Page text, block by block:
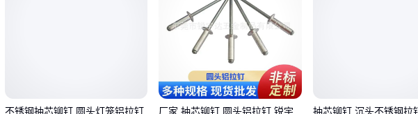
不锈钢抽芯铆钉 圆头灯笼铝拉钉
厂家 抽芯铆钉 圆头铝拉钉 锐宇
抽芯铆钉 沉头不锈钢拉